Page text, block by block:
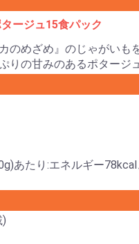
ージュ15食パック
のめざめ』のじゃがい
りの甘みのあるポタージ
あたり:エネルギー